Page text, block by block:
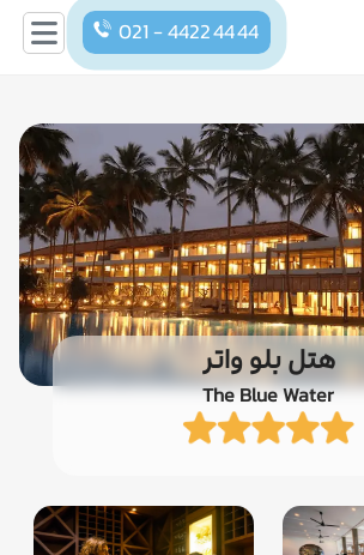
021 - 4422 44 44
هتل بلو واتر
The Blue Water